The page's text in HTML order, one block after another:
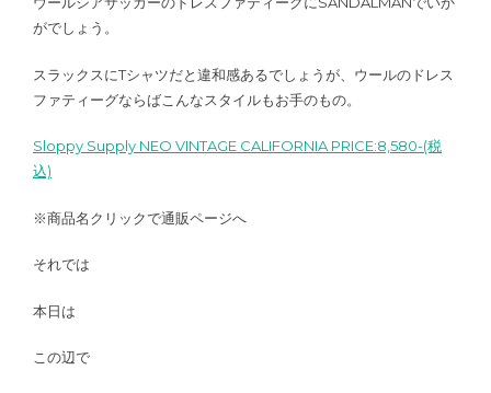
がでしょう。
スラックスにTシャツだと違和感あるでしょうが、ウールのドレス
ファティーグならばこんなスタイルもお手のもの。
Sloppy Supply NEO VINTAGE CALIFORNIA PRICE:8,580-(税
込)
※商品名クリックで通販ページへ
それでは
本日は
この辺で